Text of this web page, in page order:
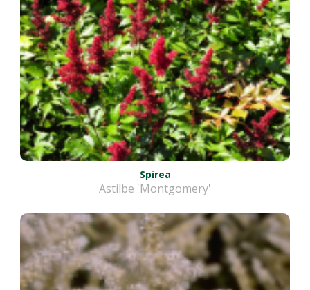
Spirea
Astilbe 'Montgomery'